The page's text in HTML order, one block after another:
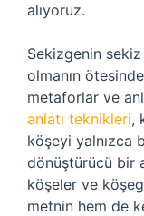
alıyoruz.
Sekizgenin
olmanın
metaforlar ve
anlatı teknikleri,
köşeyi yalnızca
dönüştürücü bir
köşeler ve
metnin hem de